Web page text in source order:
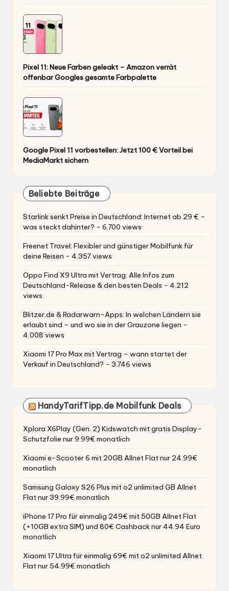
Pixel 11: Neue Farben geleakt – Amazon verrät
offenbar Googles gesamte Farbpalette
Google Pixel 11 vorbestellen: Jetzt 100 € Vorteil bei
MediaMarkt sichern
Beliebte Beiträge
Starlink senkt Preise in Deutschland: Internet ab 29 € –
was steckt dahinter? - 6.700 views
Freenet Travel: Flexibler und günstiger Mobilfunk für
deine Reisen - 4.357 views
Oppo Find X9 Ultra mit Vertrag: Alle Infos zum
Deutschland-Release & den besten Deals - 4.212
views
Blitzer.de & Radarwarn-Apps: In welchen Ländern sie
erlaubt sind – und wo sie in der Grauzone liegen -
4.008 views
Xiaomi 17 Pro Max mit Vertrag – wann startet der
Verkauf in Deutschland? - 3.746 views
HandyTarifTipp.de Mobilfunk Deals
Xplora X6Play (Gen. 2) Kidswatch mit gratis Display-
Schutzfolie nur 9.99€ monatlich
Xiaomi e-Scooter 6 mit 20GB Allnet Flat nur 24.99€
monatlich
Samsung Galaxy S26 Plus mit o2 unlimited GB Allnet
Flat nur 39.99€ monatlich
iPhone 17 Pro für einmalig 249€ mit 50GB Allnet Flat
(+10GB extra SIM) und 80€ Cashback nur 44.94 Euro
monatlich
Xiaomi 17 Ultra für einmalig 69€ mit o2 unlimited Allnet
Flat nur 54.99€ monatlich